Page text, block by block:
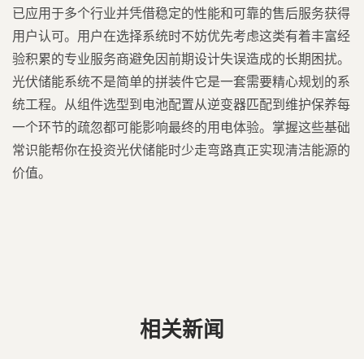
已应用于多个行业并凭借稳定的性能和可靠的售后服务获得
用户认可。用户在选择系统时不妨优先考虑这类有着丰富经
验积累的专业服务商避免因前期设计失误造成的长期困扰。
光伏储能系统不是简单的拼装件它是一套需要精心规划的系
统工程。从组件选型到电池配置从逆变器匹配到维护保养每
一个环节的疏忽都可能影响最终的用电体验。掌握这些基础
常识能帮你在投资光伏储能时少走弯路真正实现清洁能源的
价值。
相关新闻